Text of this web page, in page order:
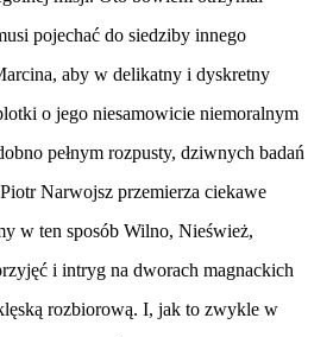
pojechać do siedziby innego
aby w delikatny i dyskretny
o jego niesamowicie niemoralnym
pełnym rozpusty, dziwnych badań
Narwojsz przemierza ciekawe
w ten sposób Wilno, Nieśwież,
i intryg na dworach magnackich
rozbiorową. I, jak to zwykle w